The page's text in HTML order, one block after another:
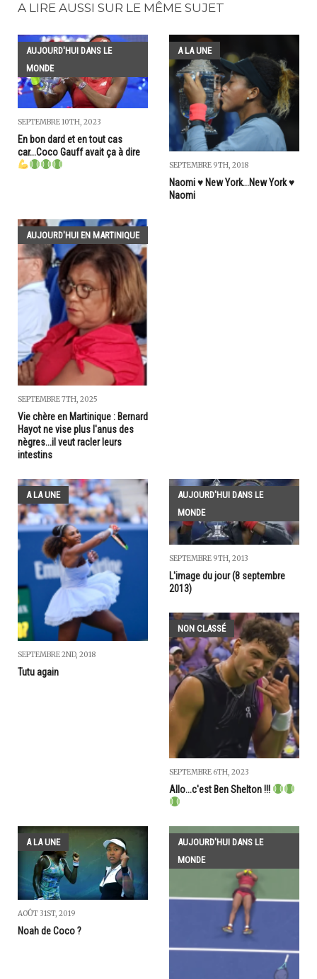
A LIRE AUSSI SUR LE MÊME SUJET
AUJOURD'HUI DANS LE
MONDE
SEPTEMBRE 10TH, 2023
En bon dard et en tout cas
car...Coco Gauff avait ça à dire
A LA UNE
SEPTEMBRE 9TH, 2018
Naomi ♥️ New York...New York ♥️
Naomi
AUJOURD'HUI EN MARTINIQUE
SEPTEMBRE 7TH, 2025
Vie chère en Martinique : Bernard
Hayot ne vise plus l'anus des
nègres...il veut racler leurs
intestins
A LA UNE
SEPTEMBRE 2ND, 2018
Tutu again
AUJOURD'HUI DANS LE
MONDE
SEPTEMBRE 9TH, 2013
L'image du jour (8 septembre
2013)
NON CLASSÉ
SEPTEMBRE 6TH, 2023
Allo...c'est Ben Shelton !!!
A LA UNE
AOÛT 31ST, 2019
Noah de Coco ?
AUJOURD'HUI DANS LE
MONDE